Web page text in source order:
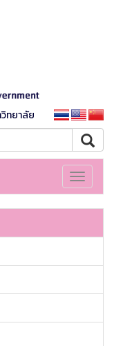
ทยาลัย
Toggle